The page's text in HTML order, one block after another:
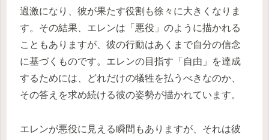
過激になり、彼が果たす役割も徐々に大きくなりま
す。その結果、エレンは「悪役」のように描かれる
こともありますが、彼の行動はあくまで自分の信念
に基づくものです。エレンの目指す「自由」を達成
するためには、どれだけの犠牲を払うべきなのか、
その答えを求め続ける彼の姿勢が描かれています。
エレンが悪役に見える瞬間もありますが、それは彼